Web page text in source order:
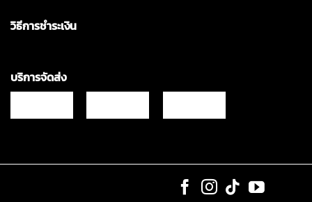
วิธีการชำระเงิน
บริการจัดส่ง